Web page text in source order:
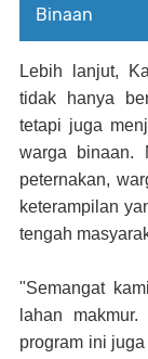
Binaan
Lebih lanjut,
tidak hanya
tetapi juga
warga binaan.
peternakan,
keterampilan
tengah
"Semangat
lahan
program ini